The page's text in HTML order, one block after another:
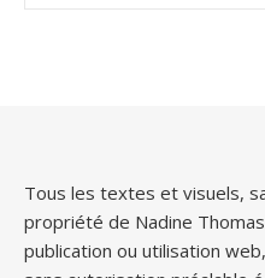
Tous les textes et visuels,
propriété de Nadine
publication ou utilisation